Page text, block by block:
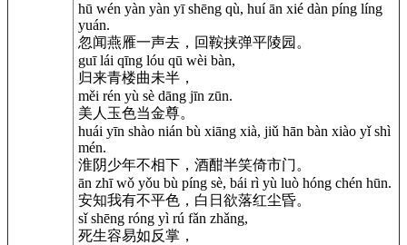
hū wén yàn yàn yī shēng qù, huí ān xié dàn píng líng
yuán.
忽闻燕雁一声去，回鞍挟弹平陵园。
guī lái qīng lóu qū wèi bàn,
归来青楼曲未半，
měi rén yù sè dāng jīn zūn.
美人玉色当金尊。
huái yīn shào nián bù xiāng xià, jiǔ hān bàn xiào yǐ shì
mén.
淮阴少年不相下，酒酣半笑倚市门。
ān zhī wǒ yǒu bù píng sè, bái rì yù luò hóng chén hūn.
安知我有不平色，白日欲落红尘昏。
sǐ shēng róng yì rú fǎn zhǎng,
死生容易如反掌，